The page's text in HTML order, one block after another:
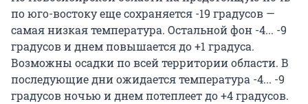
по юго-востоку еще сохраняется -19 градусов —
самая низкая температура. Остальной фон -4... -9
градусов и днем повышается до +1 градуса.
Возможны осадки по всей территории области. В
последующие дни ожидается температура -4... -9
градусов ночью и днем потеплеет до +4 градусов.